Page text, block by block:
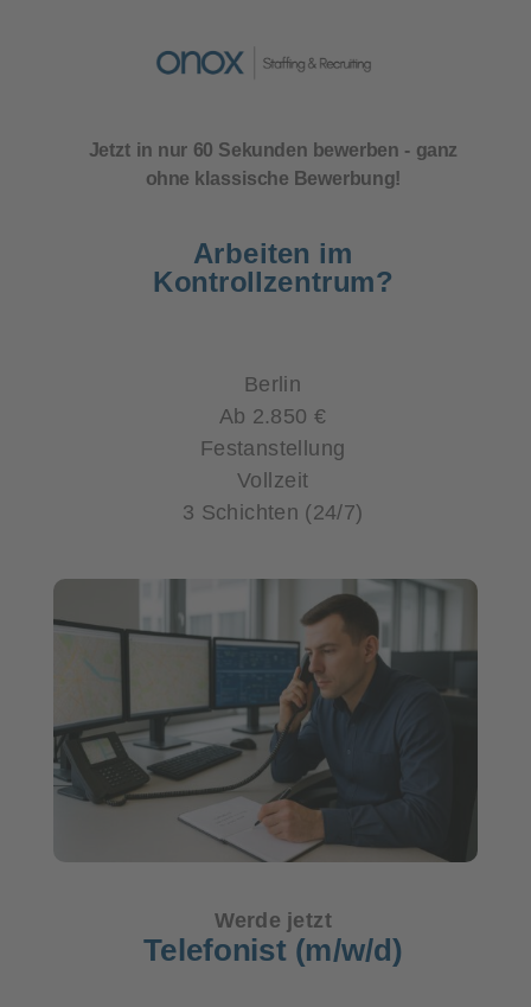
Jetzt in nur 60 Sekunden bewerben - ganz
ohne klassische Bewerbung!
Arbeiten im
Kontrollzentrum?
Berlin
Ab 2.850 €
Festanstellung
Vollzeit
3 Schichten (24/7)
Werde jetzt
Telefonist (m/w/d)